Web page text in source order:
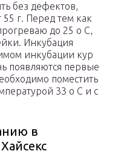
без дефектов,
г. Перед тем как
до 25 о С,
Инкубация
инкубации кур
появляются первые
поместить
33 о С и с
в